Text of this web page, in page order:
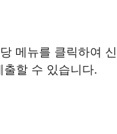
메뉴를 클릭하여
할 수 있습니다.